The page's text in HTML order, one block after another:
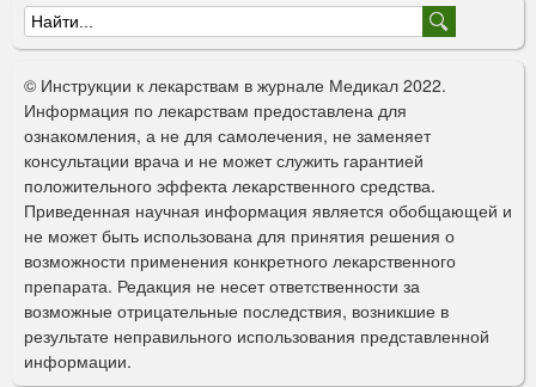
Ф
о
р
м
а
п
о
и
с
к
© Инструкции к лекарствам в журнале Медикал 2022.
Информация по лекарствам предоставлена для
ознакомления, а не для самолечения, не заменяет
консультации врача и не может служить гарантией
положительного эффекта лекарственного средства.
Приведенная научная информация является обобщающей и
не может быть использована для принятия решения о
возможности применения конкретного лекарственного
препарата. Редакция не несет ответственности за
возможные отрицательные последствия, возникшие в
результате неправильного использования представленной
информации.